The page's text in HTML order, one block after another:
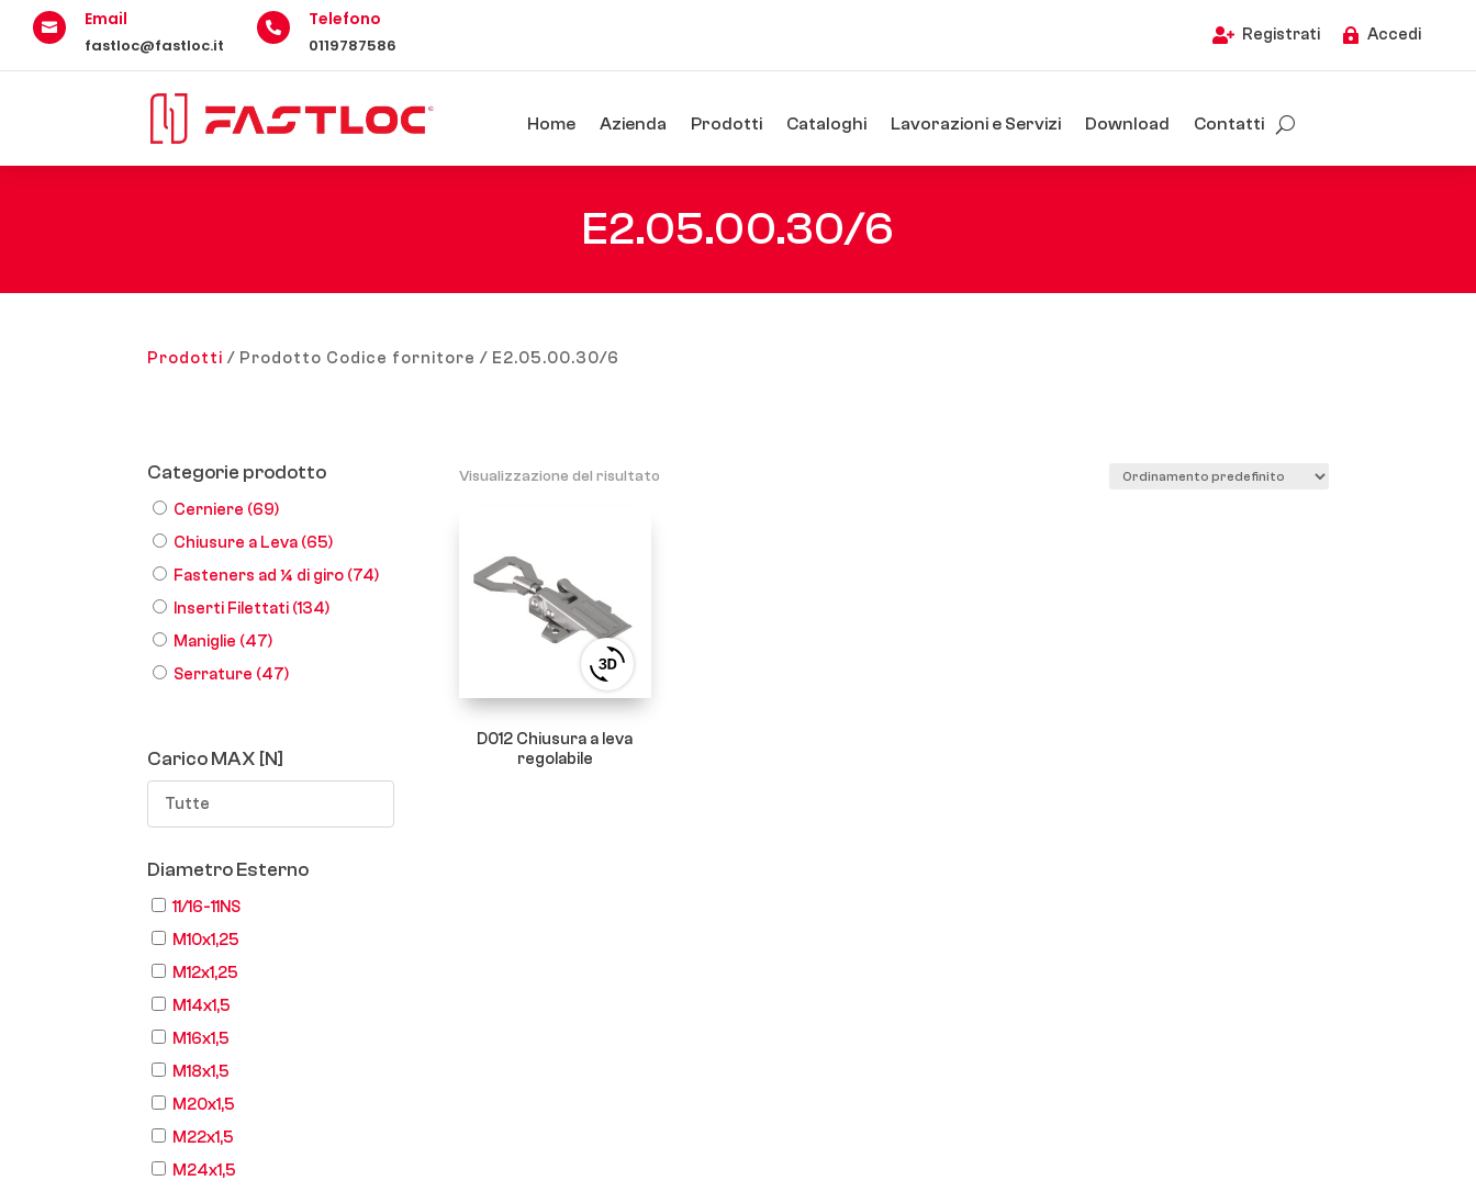
 Email
fastloc@fastloc.it
 Telefono
0119787586  Registrati  Accedi
Home Azienda Prodotti Cataloghi Lavorazioni e Servizi Download Contatti
E2.05.00.30/6
Prodotti / Prodotto Codice fornitore / E2.05.00.30/6
Categorie prodotto
Cerniere (69)
Chiusure a Leva (65)
Fasteners ad ¼ di giro (74)
Inserti Filettati (134)
Maniglie (47)
Serrature (47)
Carico MAX [N]
Tutte
Diametro Esterno
11/16-11NS
M10x1,25
M12x1,25
M14x1,5
M16x1,5
M18x1,5
M20x1,5
M22x1,5
M24x1,5
Visualizzazione del risultato
View
3D
product
D012 Chiusura a leva
regolabile